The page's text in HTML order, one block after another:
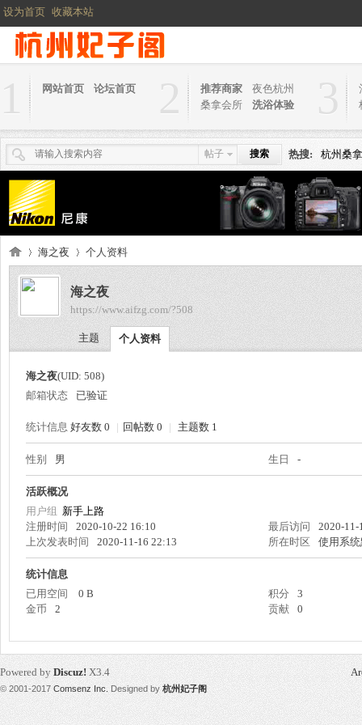
设为首页 收藏本站
1 网站首页 论坛首页 2 推荐商家
夜色杭州
桑拿会所
洗浴体验 3
帖子 搜索 热搜: 杭州桑
妃
›
海之夜 个人资料
海之夜
https://www.aifzg.com/?508
主题 个人资料
海之夜(UID: 508)
邮箱状态
已验证
统计信息 好友数 0 | 回帖数 0 | 主题数 1
性别 男 生日 -
活跃概况
用户组 新手上路
注册时间
2020-10-22 16:10 最后访问
2020-11-
上次发表时间
2020-11-16 22:13 所在时区 使用系
统计信息
已用空间
0 B 积分
3
金币
2 贡献 0
Powered by Discuz! X3.4
© 2001-2017 Comsenz Inc. Designed by杭州妃子阁